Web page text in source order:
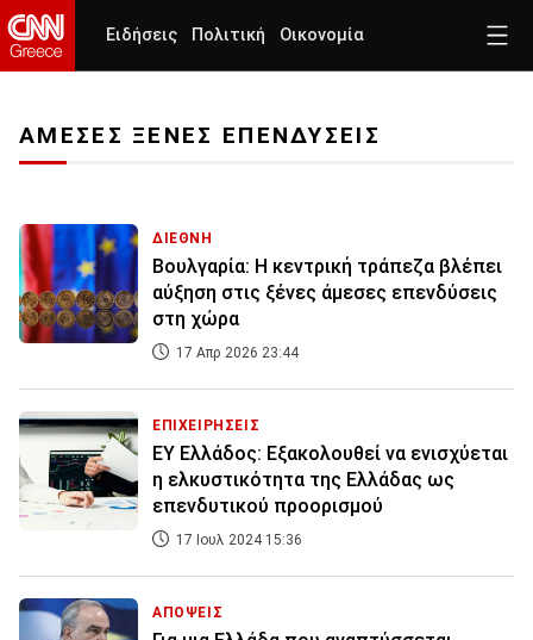
Ειδήσεις Πολιτική Οικονομία
ΑΜΕΣΕΣ ΞΕΝΕΣ ΕΠΕΝΔΥΣΕΙΣ
ΔΙΕΘΝΗ
Βουλγαρία: Η κεντρική τράπεζα βλέπει
αύξηση στις ξένες άμεσες επενδύσεις
στη χώρα
17 Απρ 2026 23:44
ΕΠΙΧΕΙΡΗΣΕΙΣ
EY Ελλάδος: Εξακολουθεί να ενισχύεται
η ελκυστικότητα της Ελλάδας ως
επενδυτικού προορισμού
17 Ιουλ 2024 15:36
ΑΠΟΨΕΙΣ